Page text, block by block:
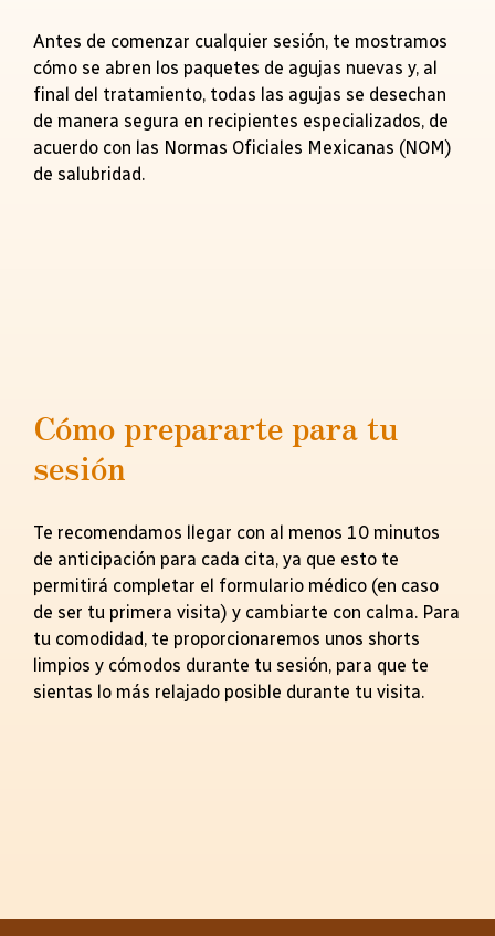
Antes de comenzar cualquier sesión, te mostramos
cómo se abren los paquetes de agujas nuevas y, al
final del tratamiento, todas las agujas se desechan
de manera segura en recipientes especializados, de
acuerdo con las Normas Oficiales Mexicanas (NOM)
de salubridad.
Cómo prepararte para tu
sesión
Te recomendamos llegar con al menos 10 minutos
de anticipación para cada cita, ya que esto te
permitirá completar el formulario médico (en caso
de ser tu primera visita) y cambiarte con calma. Para
tu comodidad, te proporcionaremos unos shorts
limpios y cómodos durante tu sesión, para que te
sientas lo más relajado posible durante tu visita.